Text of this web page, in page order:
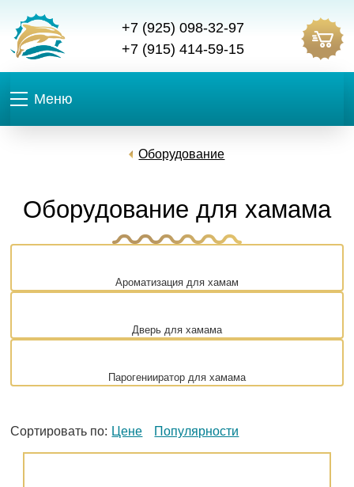
+7 (925) 098-32-97
+7 (915) 414-59-15
Меню
Оборудование
Оборудование для хамама
Ароматизация для хамам
Дверь для хамама
Парогенииратор для хамама
Сортировать по: Цене Популярности